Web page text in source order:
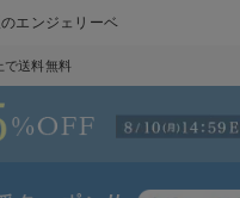
エンジェリーベ
送料無料